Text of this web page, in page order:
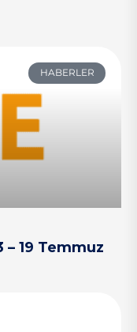
HABERLER
19 Temmuz